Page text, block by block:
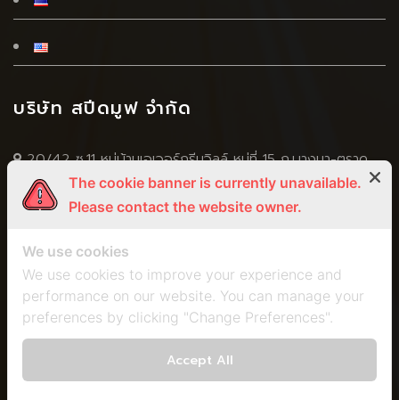
บริษัท สปีดมูฟ จำกัด
20/42 ซ.11 หมู่บ้านเอเวอร์กรีนวิลล์ หมู่ที่ 15 ถ.บางนา-ตราด
(กม.4.5) ซ.บางนา-ตราด 56 ต.บางแก้ว อ.บางพลี จ.สมุทปราการ
10540
+66 2 751 5269
+666 5056 4598 ,+668 3295 5924
+66 2 751 5259
spm2011@speed-move.com
marisa.speedmove@gmail.com
The cookie banner is currently unavailable.
Please contact the website owner.
We use cookies
We use cookies to improve your experience and
performance on our website. You can manage your
preferences by clicking "Change Preferences".
Accept All